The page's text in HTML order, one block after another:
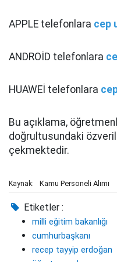
APPLE telefonlara cep
ANDROİD telefonlara
HUAWEİ telefonlara
Bu açıklama,
doğrultusundaki
çekmektedir.
Kaynak: Kamu Personeli Alımı
Etiketler :
milli eğitim bakanlığı
cumhurbaşkanı
recep tayyip erdoğan